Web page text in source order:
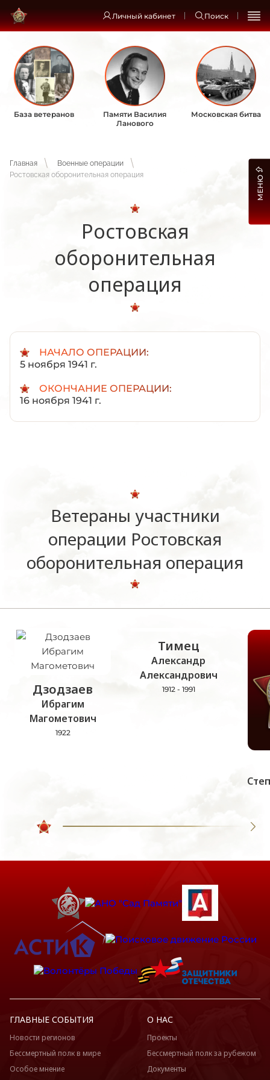
Личный кабинет Поиск
База ветеранов
Памяти Василия
Ланового
Московская битва
Главная
Военные операции
Ростовская оборонительная операция
Ростовская
оборонительная
операция
НАЧАЛО ОПЕРАЦИИ:
5 ноября 1941 г.
ОКОНЧАНИЕ ОПЕРАЦИИ:
16 ноября 1941 г.
Ветераны участники
операции Ростовская
оборонительная операция
Дзодзаев
Ибрагим
Магометович
1922
Тимец
Александр
Александрович
1912 - 1991
МЕНЮ
ГЛАВНЫЕ СОБЫТИЯ
Новости регионов
Бессмертный полк в мире
Особое мнение
О НАС
Проекты
Бессмертный полк за рубежом
Документы